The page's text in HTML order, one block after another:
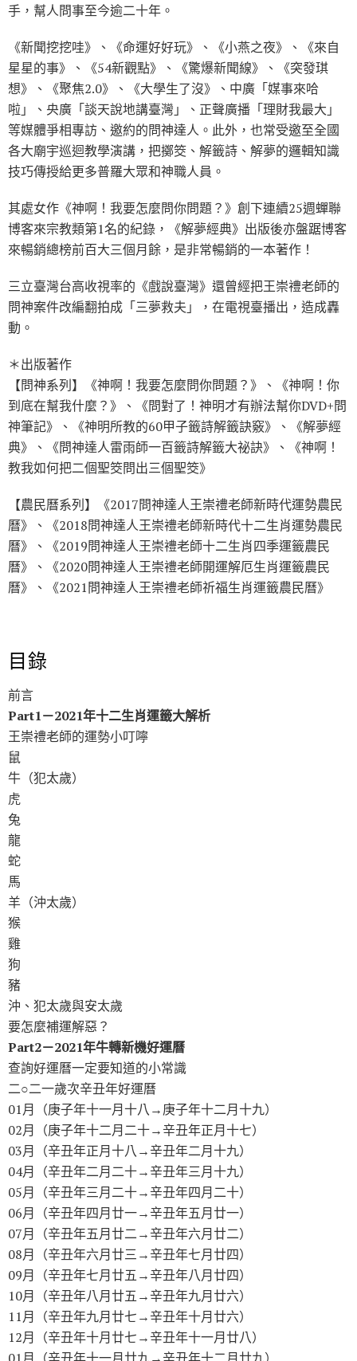
手，幫人問事至今逾二十年。
《新聞挖挖哇》、《命運好好玩》、《小燕之夜》、《來自
星星的事》、《54新觀點》、《驚爆新聞線》、《突發琪
想》、《聚焦2.0》、《大學生了沒》、中廣「媒事來哈
啦」、央廣「談天說地講臺灣」、正聲廣播「理財我最大」
等媒體爭相專訪、邀約的問神達人。此外，也常受邀至全國
各大廟宇巡迴教學演講，把擲筊、解籤詩、解夢的邏輯知識
技巧傳授給更多普羅大眾和神職人員。
其處女作《神啊！我要怎麼問你問題？》創下連續25週蟬聯
博客來宗教類第1名的紀錄，《解夢經典》出版後亦盤踞博客
來暢銷總榜前百大三個月餘，是非常暢銷的一本著作！
三立臺灣台高收視率的《戲說臺灣》還曾經把王崇禮老師的
問神案件改編翻拍成「三夢救夫」，在電視臺播出，造成轟
動。
＊出版著作
【問神系列】《神啊！我要怎麼問你問題？》、《神啊！你
到底在幫我什麼？》、《問對了！神明才有辦法幫你DVD+問
神筆記》、《神明所教的60甲子籤詩解籤訣竅》、《解夢經
典》、《問神達人雷雨師一百籤詩解籤大祕訣》、《神啊！
教我如何把二個聖筊問出三個聖筊》
【農民曆系列】《2017問神達人王崇禮老師新時代運勢農民
曆》、《2018問神達人王崇禮老師新時代十二生肖運勢農民
曆》、《2019問神達人王崇禮老師十二生肖四季運籤農民
曆》、《2020問神達人王崇禮老師開運解厄生肖運籤農民
曆》、《2021問神達人王崇禮老師祈福生肖運籤農民曆》
目錄
前言
Part1－2021年十二生肖運籤大解析
王崇禮老師的運勢小叮嚀
鼠
牛（犯太歲）
虎
兔
龍
蛇
馬
羊（沖太歲）
猴
雞
狗
豬
沖、犯太歲與安太歲
要怎麼補運解惡？
Part2－2021年牛轉新機好運曆
查詢好運曆一定要知道的小常識
二○二一歲次辛丑年好運曆
01月（庚子年十一月十八→庚子年十二月十九）
02月（庚子年十二月二十→辛丑年正月十七）
03月（辛丑年正月十八→辛丑年二月十九）
04月（辛丑年二月二十→辛丑年三月十九）
05月（辛丑年三月二十→辛丑年四月二十）
06月（辛丑年四月廿一→辛丑年五月廿一）
07月（辛丑年五月廿二→辛丑年六月廿二）
08月（辛丑年六月廿三→辛丑年七月廿四）
09月（辛丑年七月廿五→辛丑年八月廿四）
10月（辛丑年八月廿五→辛丑年九月廿六）
11月（辛丑年九月廿七→辛丑年十月廿六）
12月（辛丑年十月廿七→辛丑年十一月廿八）